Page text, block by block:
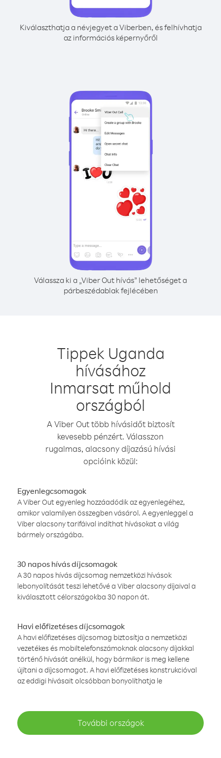
Kiválaszthatja a névjegyet a Viberben, és felhívhatja
az információs képernyőről
Válassza ki a „Viber Out hívás” lehetőséget a
párbeszédablak fejlécében
Tippek Uganda
hívásához
Inmarsat műhold
országból
A Viber Out több hívásidőt biztosít
kevesebb pénzért. Válasszon
rugalmas, alacsony díjazású hívási
opcióink közül:
Egyenlegcsomagok
A Viber Out egyenleg hozzáadódik az egyenlegéhez,
amikor valamilyen összegben vásárol. A egyenleggel a
Viber alacsony tarifáival indíthat hívásokat a világ
bármely országába.
30 napos hívás díjcsomagok
A 30 napos hívás díjcsomag nemzetközi hívások
lebonyolítását teszi lehetővé a Viber alacsony díjaival a
kiválasztott célországokba 30 napon át.
Havi előfizetéses díjcsomagok
A havi előfizetéses díjcsomag biztosítja a nemzetközi
vezetékes és mobiltelefonszámoknak alacsony díjakkal
történő hívását anélkül, hogy bármikor is meg kellene
újítani a díjcsomagot. A havi előfizetéses konstrukcióval
az eddigi hívásait olcsóbban bonyolíthatja le
További országok